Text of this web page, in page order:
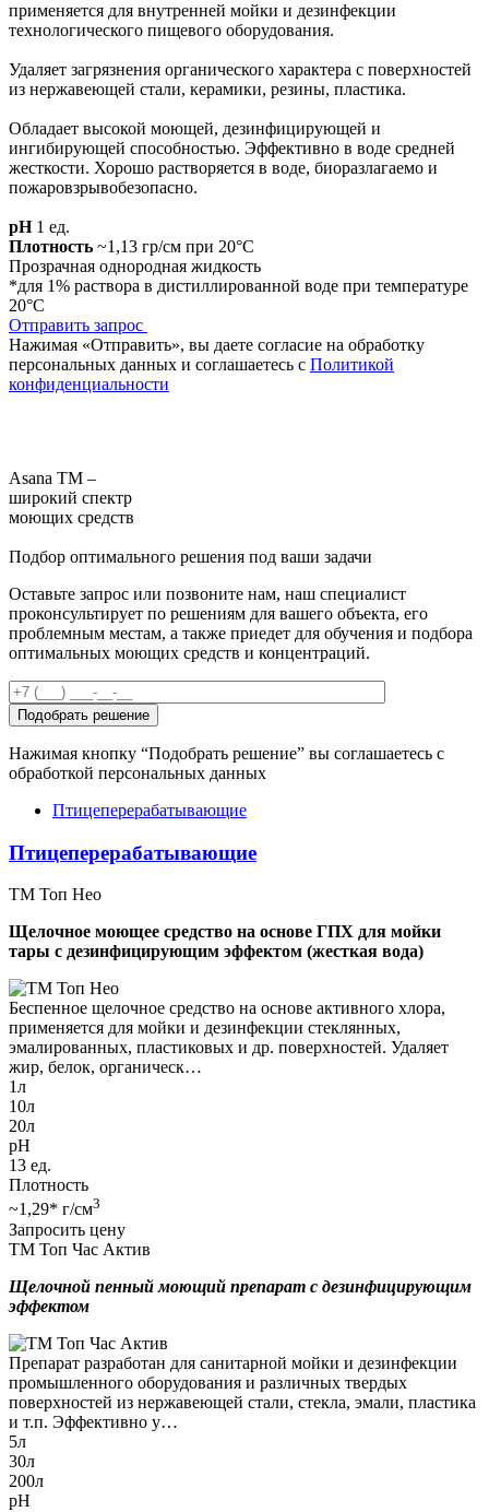
применяется для внутренней мойки и дезинфекции
технологического пищевого оборудования.
Удаляет загрязнения органического характера с поверхностей
из нержавеющей стали, керамики, резины, пластика.
Обладает высокой моющей, дезинфицирующей и
ингибирующей способностью. Эффективно в воде средней
жесткости. Хорошо растворяется в воде, биоразлагаемо и
пожаровзрывобезопасно.
pH1 ед.
Плотность ~1,13 гр/см при 20°С
Прозрачная однородная жидкость
*для 1% раствора в дистиллированной воде при температуре
20°С
Отправить запрос
Нажимая «Отправить», вы даете согласие на обработку
персональных данных и соглашаетесь с Политикой
конфиденциальности
Asana ТМ –
широкий спектр
моющих средств
Подбор оптимального решения под ваши задачи
Оставьте запрос или позвоните нам, наш специалист
проконсультирует по решениям для вашего объекта, его
проблемным местам, а также приедет для обучения и подбора
оптимальных моющих средств и концентраций.
Нажимая кнопку “Подобрать решение” вы соглашаетесь с
обработкой персональных данных
Птицеперерабатывающие
Птицеперерабатывающие
ТМ Топ Нео
Щелочное моющее средство на основе ГПХ для мойки
тары с дезинфицирующим эффектом (жесткая вода)
Беспенное щелочное средство на основе активного хлора,
применяется для мойки и дезинфекции стеклянных,
эмалированных, пластиковых и др. поверхностей. Удаляет
жир, белок, органическ…
1л
10л
20л
pH
13 ед.
Плотность
~1,29* г/см3
Запросить цену
ТМ Топ Час Актив
Щелочной пенный моющий препарат с дезинфицирующим
эффектом
Препарат разработан для санитарной мойки и дезинфекции
промышленного оборудования и различных твердых
поверхностей из нержавеющей стали, стекла, эмали, пластика
и т.п. Эффективно у…
5л
30л
200л
pH